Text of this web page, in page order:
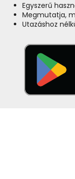
Egyszerű
Megmutatja,
Utazáshoz